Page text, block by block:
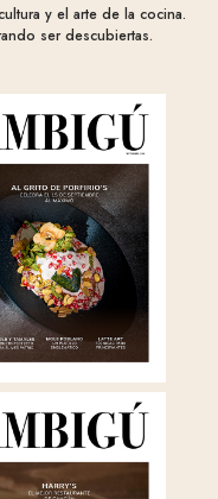
y el arte de la cocina.
ser descubiertas.